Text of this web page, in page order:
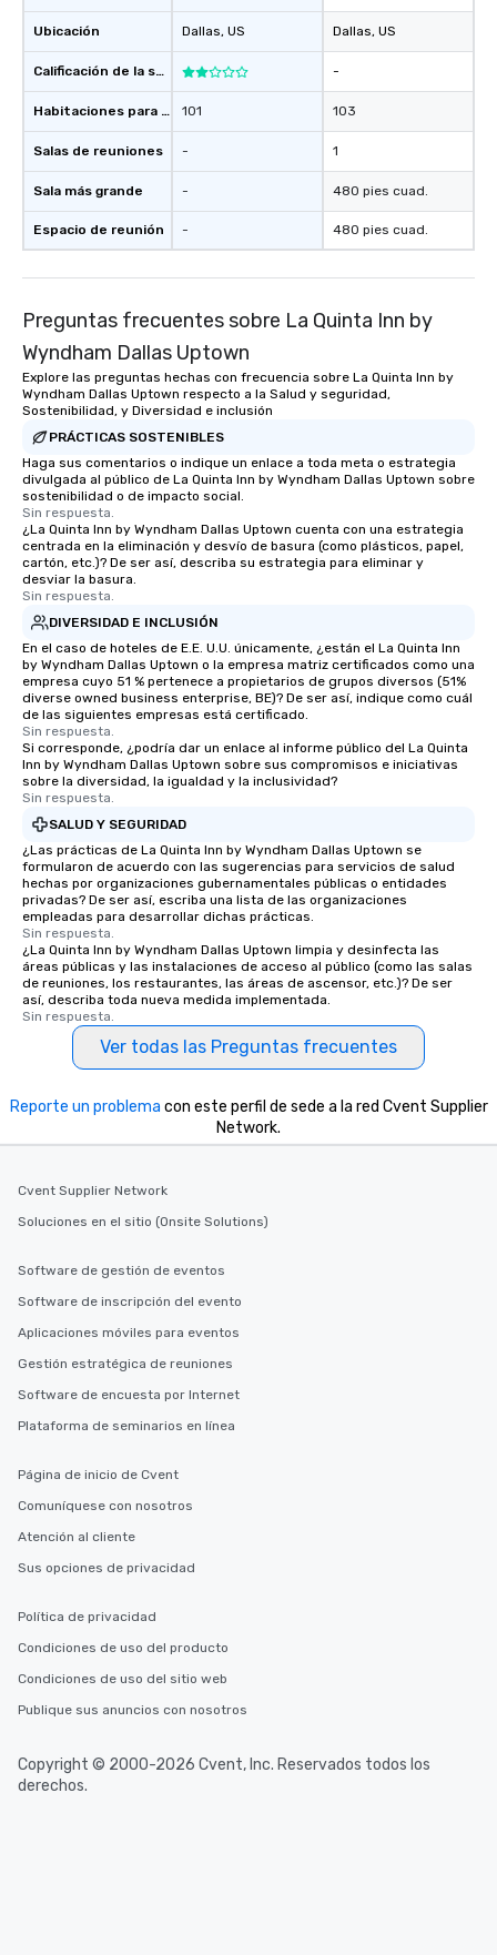
Ubicación
Calificación de la sede
Habitaciones para huéspedes
Salas de reuniones
Sala más grande
Espacio de reunión
Dallas, US
101
-
-
-
Dallas, US
-
103
1
480 pies cuad.
480 pies cuad.
Preguntas frecuentes sobre La Quinta Inn by
Wyndham Dallas Uptown
Explore las preguntas hechas con frecuencia sobre La Quinta Inn by
Wyndham Dallas Uptown respecto a la Salud y seguridad,
Sostenibilidad, y Diversidad e inclusión
PRÁCTICAS SOSTENIBLES
Haga sus comentarios o indique un enlace a toda meta o estrategia
divulgada al público de La Quinta Inn by Wyndham Dallas Uptown sobre
sostenibilidad o de impacto social.
Sin respuesta.
¿La Quinta Inn by Wyndham Dallas Uptown cuenta con una estrategia
centrada en la eliminación y desvío de basura (como plásticos, papel,
cartón, etc.)? De ser así, describa su estrategia para eliminar y
desviar la basura.
Sin respuesta.
DIVERSIDAD E INCLUSIÓN
En el caso de hoteles de E.E. U.U. únicamente, ¿están el La Quinta Inn
by Wyndham Dallas Uptown o la empresa matriz certificados como una
empresa cuyo 51 % pertenece a propietarios de grupos diversos (51%
diverse owned business enterprise, BE)? De ser así, indique como cuál
de las siguientes empresas está certificado.
Sin respuesta.
Si corresponde, ¿podría dar un enlace al informe público del La Quinta
Inn by Wyndham Dallas Uptown sobre sus compromisos e iniciativas
sobre la diversidad, la igualdad y la inclusividad?
Sin respuesta.
SALUD Y SEGURIDAD
¿Las prácticas de La Quinta Inn by Wyndham Dallas Uptown se
formularon de acuerdo con las sugerencias para servicios de salud
hechas por organizaciones gubernamentales públicas o entidades
privadas? De ser así, escriba una lista de las organizaciones
empleadas para desarrollar dichas prácticas.
Sin respuesta.
¿La Quinta Inn by Wyndham Dallas Uptown limpia y desinfecta las
áreas públicas y las instalaciones de acceso al público (como las salas
de reuniones, los restaurantes, las áreas de ascensor, etc.)? De ser
así, describa toda nueva medida implementada.
Sin respuesta.
Ver todas las Preguntas frecuentes
Reporte un problema con este perfil de sede a la red Cvent Supplier
Network.
Cvent Supplier Network
Soluciones en el sitio (Onsite Solutions)
Software de gestión de eventos
Software de inscripción del evento
Aplicaciones móviles para eventos
Gestión estratégica de reuniones
Software de encuesta por Internet
Plataforma de seminarios en línea
Página de inicio de Cvent
Comuníquese con nosotros
Atención al cliente
Sus opciones de privacidad
Política de privacidad
Condiciones de uso del producto
Condiciones de uso del sitio web
Publique sus anuncios con nosotros
Copyright © 2000-2026 Cvent, Inc. Reservados todos los
derechos.